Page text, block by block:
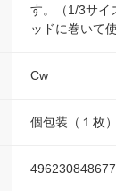
す。（1/3サイ
ッドに巻いて
Cw
個包装（１枚）